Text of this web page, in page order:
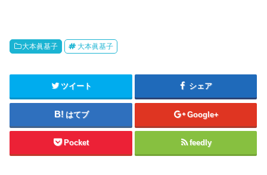
大本眞基子 大本眞基子
ツイート シェア
はてブ Google+
Pocket feedly